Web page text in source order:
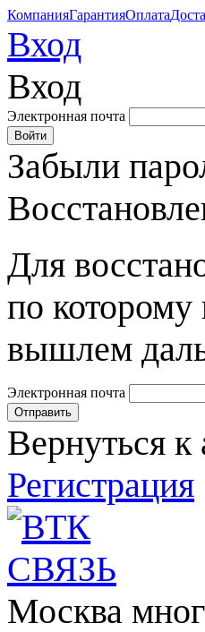
КомпанияГарантияОплата
Вход
Вход
Электронная почта
Забыли
Для
по
вышлем
Электронная почта
Вернуться к
Регистрация
Москва